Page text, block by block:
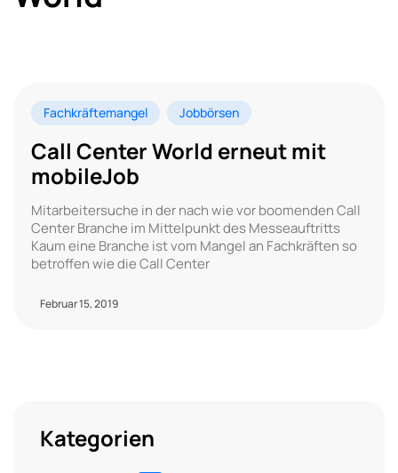
Fachkräftemangel Jobbörsen
Call Center World erneut mit
mobileJob
Mitarbeitersuche in der nach wie vor boomenden Call
Center Branche im Mittelpunkt des Messeauftritts
Kaum eine Branche ist vom Mangel an Fachkräften so
betroffen wie die Call Center
Februar 15, 2019
Kategorien